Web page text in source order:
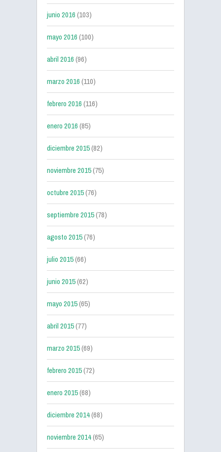
junio 2016(103)
mayo 2016(100)
abril 2016(96)
marzo 2016(110)
febrero 2016(116)
enero 2016(85)
diciembre 2015(82)
noviembre 2015(75)
octubre 2015(76)
septiembre 2015(78)
agosto 2015(76)
julio 2015(66)
junio 2015(62)
mayo 2015(65)
abril 2015(77)
marzo 2015(69)
febrero 2015(72)
enero 2015(68)
diciembre 2014(68)
noviembre 2014(65)